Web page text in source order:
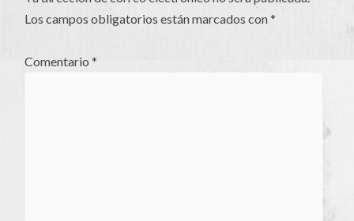
Los campos obligatorios están marcados con*
Comentario*